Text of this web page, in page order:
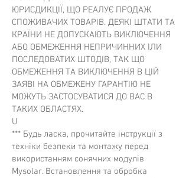
ЮРИСДИКЦІЇ, ЩО РЕАЛУЄ ПРОДАЖ
СПОЖИВАЧИХ ТОВАРІВ. ДЕЯКІ ШТАТИ ТА
КРАЇНИ НЕ ДОПУСКАЮТЬ ВИКЛЮЧЕННЯ
АБО ОБМЕЖЕННЯ НЕПРИЧИННИХ ІЛИ
ПОСЛЕДОВАТИХ ШТОДІВ, ТАК ЩО
ОБМЕЖЕННЯ ТА ВИКЛЮЧЕННЯ В ЦІЙ
ЗАЯВІ НА ОБМЕЖЕНУ ГАРАНТІЮ НЕ
МОЖУТЬ ЗАСТОСУВАТИСЯ ДО ВАС В
ТАКИХ ОБЛАСТЯХ.
U
*** Будь ласка, прочитайте інструкції з
техніки безпеки та монтажу перед
використанням сонячних модулів
Mysolar. Встановлення та обробка